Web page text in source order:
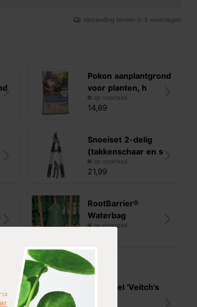
Verzending binnen 0-5 werkdagen
Pokon aanplantgrond
voor planten, h
op voorraad
14,89
Snoeiset 2-delig
(takkenschaar en s
op voorraad
21,99
RootBarrier®
Waterbag
op voorraad
Sierappel 'Veitch's